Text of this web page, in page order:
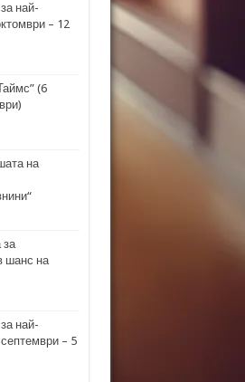
най-
– 12
(6
на
за
шанс на
най-
– 5